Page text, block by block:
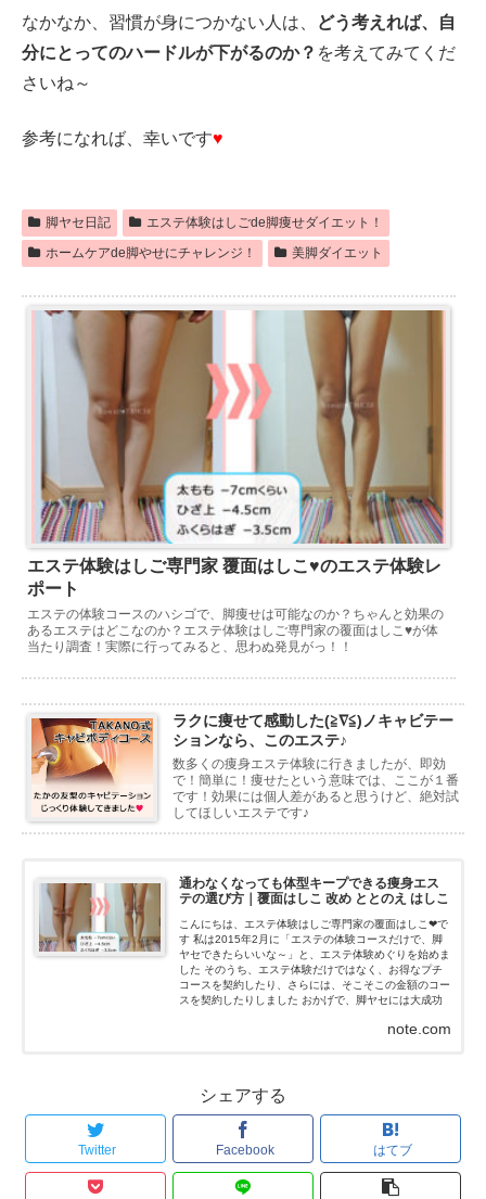
なかなか、習慣が身につかない人は、
どう考えれば、自
分にとってのハードルが下がるのか？ を考えてみてくだ
さいね～
参考になれば、幸いです♥
脚ヤセ日記
エステ体験はしごde脚痩せダイエット！
ホームケアde脚やせにチャレンジ！
美脚ダイエット
エステ体験はしご専門家 覆面はしこ♥のエステ体験レ
ポート
エステの体験コースのハシゴで、脚痩せは可能なのか？ちゃんと効果の
あるエステはどこなのか？エステ体験はしご専門家の覆面はしこ♥が体
当たり調査！実際に行ってみると、思わぬ発見がっ！！
ラクに痩せて感動した(≧∇≦)ノキャビテー
ションなら、このエステ♪
数多くの痩身エステ体験に行きましたが、即効
で！簡単に！痩せたという意味では、ここが１番
です！効果には個人差があると思うけど、絶対試
してほしいエステです♪
通わなくなっても体型キープできる痩身エス
テの選び方｜覆面はしこ 改め ととのえ はしこ
こんにちは、エステ体験はしご専門家の覆面はしこ❤で
す 私は2015年2月に「エステの体験コースだけで、脚
ヤセできたらいいな～」と、エステ体験めぐりを始めま
した そのうち、エステ体験だけではなく、お得なプチ
コースを契約したり、さらには、そこそこの金額のコー
スを契約したりしました おかげで、脚ヤセには大成功
note.com
シェアする
Twitter Facebook はてブ